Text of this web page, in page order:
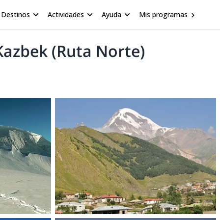
Destinos Actividades Ayuda Mis programas
(Ruta Norte)